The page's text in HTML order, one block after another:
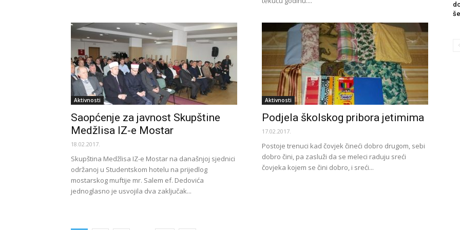
Aktivnosti
Saopćenje za javnost Skupštine
Medžlisa IZ-e Mostar
18.02.2017.
Skupština Medžlisa IZ-e Mostar na današnjoj sjednici
održanoj u Studentskom hotelu na prijedlog
mostarskog muftije mr. Salem ef. Dedovića
jednoglasno je usvojila dva zaključak...
Aktivnosti
Podjela školskog pribora jetimima
17.02.2017.
Postoje trenuci kad čovjek čineći dobro drugom, sebi
dobro čini, pa zasluži da se meleci raduju sreći
čovjeka kojem se čini dobro, i sreći...